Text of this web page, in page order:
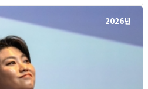
2026년